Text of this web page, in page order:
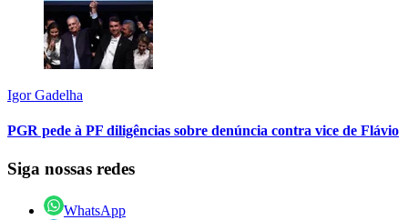
Igor Gadelha
PGR pede à PF diligências sobre denúncia contra vice de Flávio
Siga nossas redes
WhatsApp